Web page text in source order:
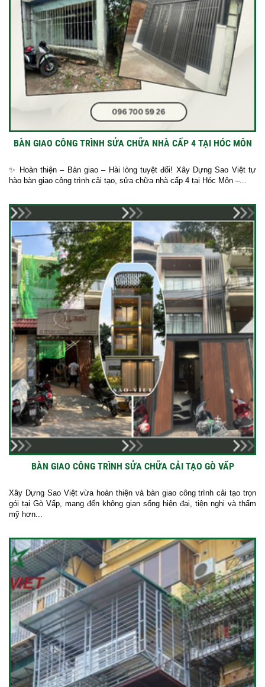
BÀN GIAO CÔNG TRÌNH SỬA CHỮA NHÀ CẤP 4 TẠI HÓC MÔN
✨ Hoàn thiện – Bàn giao – Hài lòng tuyệt đối! Xây Dựng Sao Việt tự
hào bàn giao công trình cải tạo, sửa chữa nhà cấp 4 tại Hóc Môn –...
BÀN GIAO CÔNG TRÌNH SỬA CHỮA CẢI TẠO GÒ VẤP
Xây Dựng Sao Việt vừa hoàn thiện và bàn giao công trình cải tạo trọn
gói tại Gò Vấp, mang đến không gian sống hiện đại, tiện nghi và thẩm
mỹ hơn...